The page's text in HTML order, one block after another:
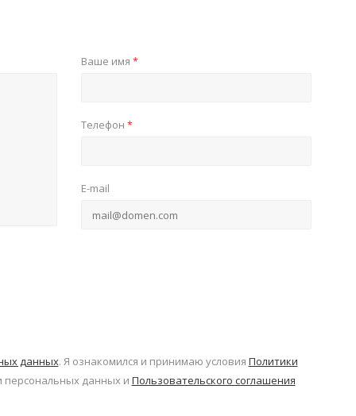
Ваше имя *
Телефон *
E-mail
данных. Я ознакомился и принимаю условия Политики
данных и Пользовательского соглашения